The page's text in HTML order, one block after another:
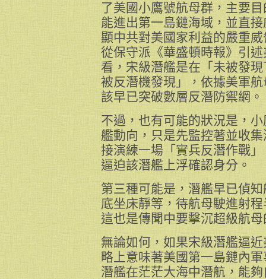
了美國小鷹號航母群，主要
能進出第一島鏈海域，並直
顯中共對美國家利益的嚴重威
從保守派《華盛頓時報》引
看，宋級潛艦是在「未被發
被反潛機發現」，依據美軍
該早已突破數層反潛防禦網。
不過，也有可能的狀況是，
艦動向，只是先監控著並收
接演練一場「實兵反潛作戰
逼迫該潛艦上浮確認身分。
第三種可能是，潛艦早已偵
底坐床靜等，待航母駛進射
這也是傳聞中要擊沉超級航
無論如何，如果宋級潛艦逼
略上意味著美國第一島鏈內
潛艦在茫茫大海中潛航，能